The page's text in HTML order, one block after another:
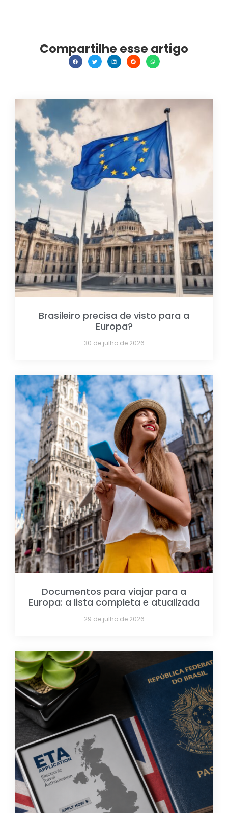
Compartilhe esse artigo
Brasileiro precisa de visto para a
Europa?
30 de julho de 2026
Documentos para viajar para a
Europa: a lista completa e atualizada
29 de julho de 2026